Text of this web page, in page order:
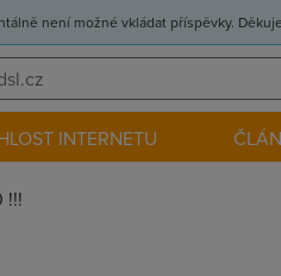
není možné vkládat příspěvky.
INTERNETU
!!!